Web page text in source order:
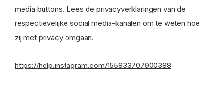
media buttons. Lees de privacyverklaringen van de
respectievelijke social media-kanalen om te weten hoe
zij met privacy omgaan.
https://help.instagram.com/155833707900388